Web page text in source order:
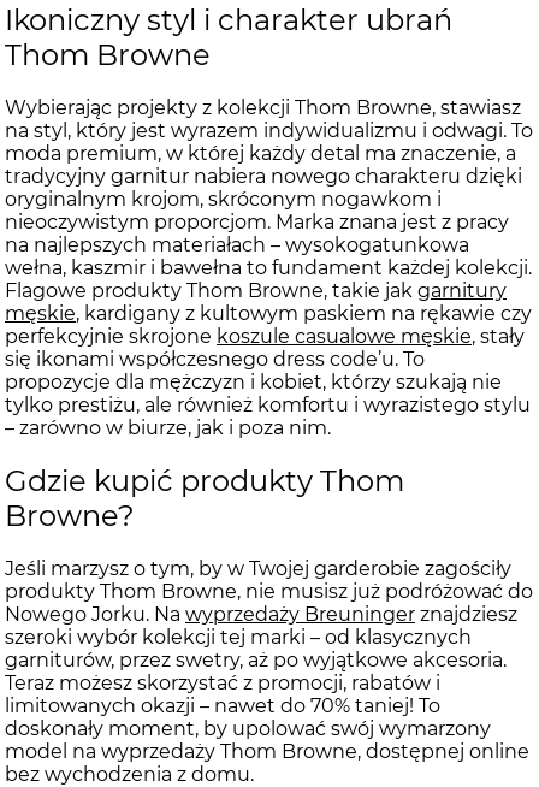
Ikoniczny styl i charakter ubrań
Thom Browne
Wybierając projekty z kolekcji Thom Browne, stawiasz
na styl, który jest wyrazem indywidualizmu i odwagi. To
moda premium, w której każdy detal ma znaczenie, a
tradycyjny garnitur nabiera nowego charakteru dzięki
oryginalnym krojom, skróconym nogawkom i
nieoczywistym proporcjom. Marka znana jest z pracy
na najlepszych materiałach – wysokogatunkowa
wełna, kaszmir i bawełna to fundament każdej kolekcji.
Flagowe produkty Thom Browne, takie jak garnitury
męskie, kardigany z kultowym paskiem na rękawie czy
perfekcyjnie skrojone koszule casualowe męskie, stały
się ikonami współczesnego dress code’u. To
propozycje dla mężczyzn i kobiet, którzy szukają nie
tylko prestiżu, ale również komfortu i wyrazistego stylu
– zarówno w biurze, jak i poza nim.
Gdzie kupić produkty Thom
Browne?
Jeśli marzysz o tym, by w Twojej garderobie zagościły
produkty Thom Browne, nie musisz już podróżować do
Nowego Jorku. Na wyprzedaży Breuninger znajdziesz
szeroki wybór kolekcji tej marki – od klasycznych
garniturów, przez swetry, aż po wyjątkowe akcesoria.
Teraz możesz skorzystać z promocji, rabatów i
limitowanych okazji – nawet do 70% taniej! To
doskonały moment, by upolować swój wymarzony
model na wyprzedaży Thom Browne, dostępnej online
bez wychodzenia z domu.